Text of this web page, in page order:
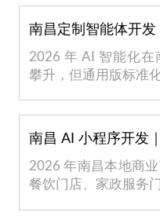
南昌定制智能体开
2026 年 AI 智能化
攀升，但通用版标准
2026 年南昌本地商
餐饮门店、家政服务